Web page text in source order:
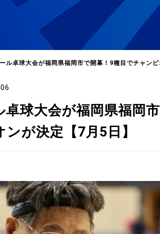
ル卓球大会が福岡県福岡市で開幕！9種目でチャンピ
球大会が福岡県福岡
が決定【7月5日】